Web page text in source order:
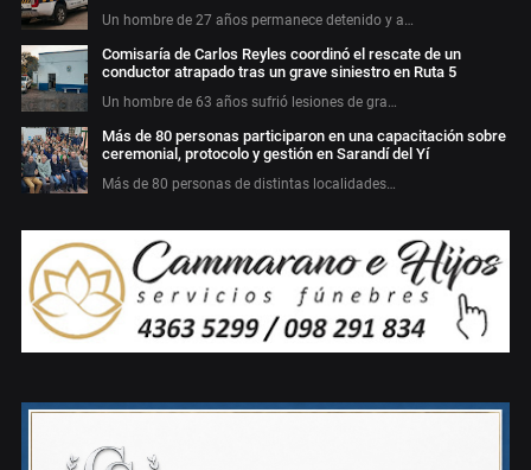
Un hombre de 27 años permanece detenido y a…
Comisaría de Carlos Reyles coordinó el rescate de un
conductor atrapado tras un grave siniestro en Ruta 5
Un hombre de 63 años sufrió lesiones de gra…
Más de 80 personas participaron en una capacitación sobre
ceremonial, protocolo y gestión en Sarandí del Yí
Más de 80 personas de distintas localidades…